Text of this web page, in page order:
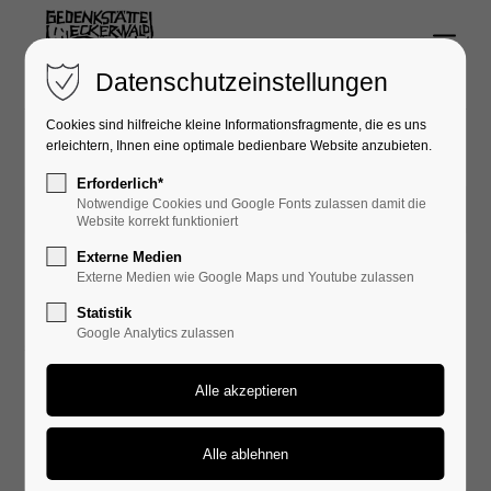
Login
Passwort
Anmelden
Lost your password?
Menu
21.04.2016 20:58
Gedenkwoche 21. - 25. April 2016
„Die Vergangenheit zu kennen hilft!“
Gedenken mit den Opfern und Nachkommen
Eckerwald-Gedenkfeier mit Überlebenden
Datenschutzeinstellungen
Cookies sind hilfreiche kleine Informationsfragmente, die es uns
erleichtern, Ihnen eine optimale bedienbare Website anzubieten.
Erforderlich*
Notwendige Cookies und Google Fonts zulassen damit die
Website korrekt funktioniert
Externe Medien
Externe Medien wie Google Maps und Youtube zulassen
Statistik
Google Analytics zulassen